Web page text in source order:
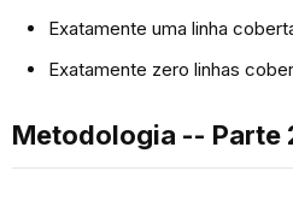
Exatamente uma linha
Exatamente zero linhas
Metodologia -- Parte